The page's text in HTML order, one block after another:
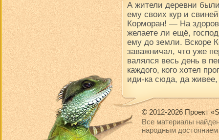
А жители деревни
ему своих кур и
Корморан! — На
желаете ли ещё,
ему до земли. Вскоре
заважничал, что уже
валялся весь день в
каждого, кого хотел
иди-ка сюда, да
© 2012-2026 Проект
Все материалы
народным достоянием